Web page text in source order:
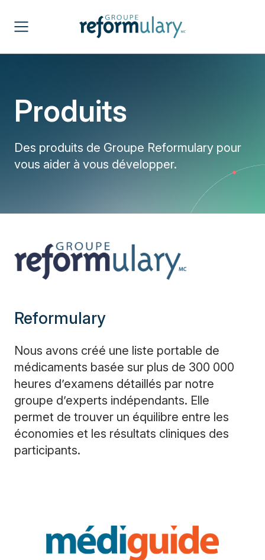
Produits
Des produits de Groupe Reformulary pour
vous aider à vous développer.
Reformulary
Nous avons créé une liste portable de
médicaments basée sur plus de 300 000
heures d’examens détaillés par notre
groupe d’experts indépendants. Elle
permet de trouver un équilibre entre les
économies et les résultats cliniques des
participants.